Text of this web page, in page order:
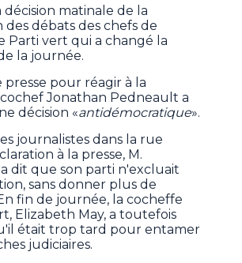
décision matinale de la
des débats des chefs de
Parti vert qui a changé la
la journée.
presse pour réagir à la
cochef Jonathan Pedneault a
décision «antidémocratique».
journalistes dans la rue
à la presse, M.
dit que son parti n'excluait
sans donner plus de
fin de journée, la cocheffe
Elizabeth May, a toutefois
était trop tard pour entamer
judiciaires.